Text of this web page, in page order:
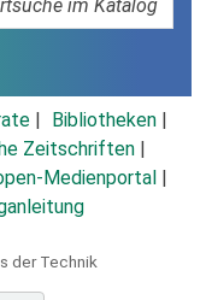
Bibliotheken
Zeitschriften
Medienportal
der Technik